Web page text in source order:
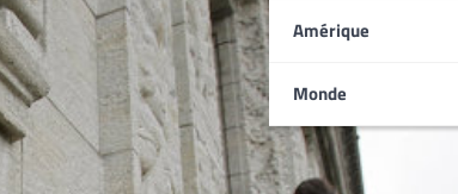
Amérique
Monde